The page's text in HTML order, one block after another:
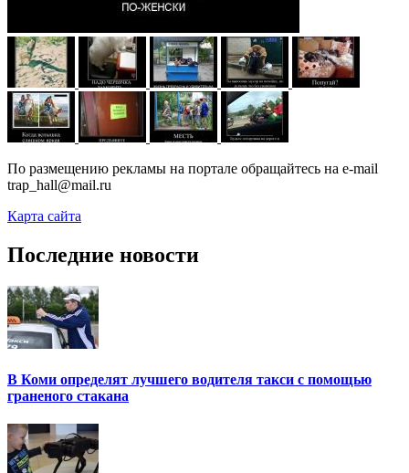
По размещению рекламы на портале обращайтесь на e-mail
trap_hall@mail.ru
Карта сайта
Последние новости
В Коми определят лучшего водителя такси с помощью
граненого стакана